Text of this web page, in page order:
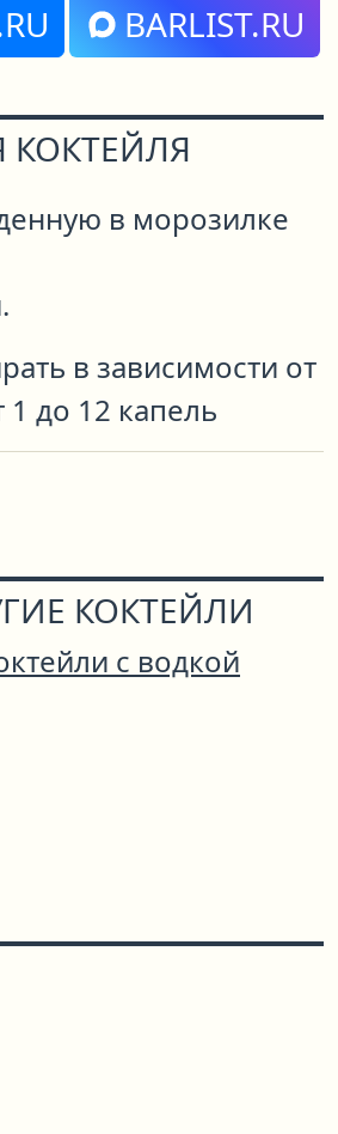
BARLIST.RU
КОКТЕЙЛЯ
в морозилке
в зависимости от
до 12 капель
КОКТЕЙЛИ
с водкой